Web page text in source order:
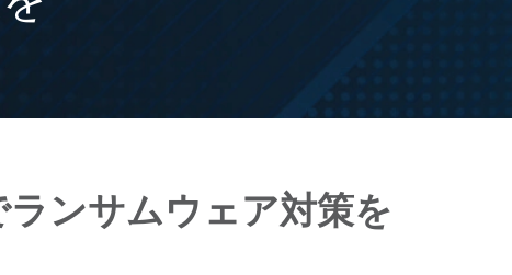
ンサムウェア対策を